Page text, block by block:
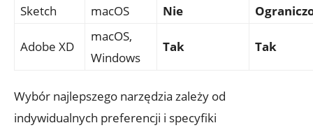
Sketch macOS Nie
Adobe​ XD
macOS,
Windows
Tak Tak
Wybór najlepszego ​narzędzia‌ zależy od⁣
indywidualnych preferencji i ‌specyfiki